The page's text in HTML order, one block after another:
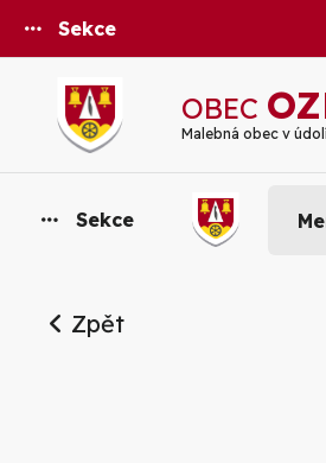
Sekce
OBEC
Malebná obec v
Sekce
Zpět